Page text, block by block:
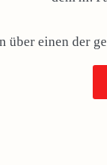
über einen der